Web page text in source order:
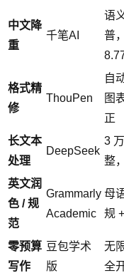
中文降
重
千笔AI
语
普
格式精
修
ThouPen
自
图
正
长文本
处理
DeepSeek
3
整
英文润
色 / 规
范
Grammarly
Academic
母
规
零预算
写作
豆包学术
版
无
全